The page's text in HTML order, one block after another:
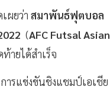
ผยว่า สมาพันธ์ฟุตบอล
(AFC Futsal Asian
ายได้สำเร็จ
ารแข่งขันชิงแชมป์เอเชีย